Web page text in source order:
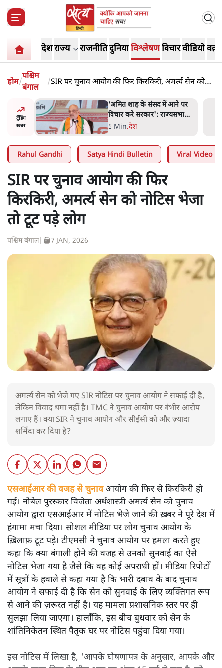
देशराज्य राजनीतिदुनियाविश्लेषणविचारवीडियो
होम/
पश्चिम
बंगाल
/SIR पर चुनाव आयोग की फिर किरकिरी, अमर्त्य सेन को
ट्रेंडिंग
ख़बर
जनता का 2.32 करोड़ रोज़ाना
खर्चः योगी सरकार ने विज्ञापनों पर
उड़ाने में मोदी 3.0 को भी पीछे
7 Min.उत्तर प्रदेश
Rahul Gandhi Satya Hindi Bulletin Viral Video
SIR पर चुनाव आयोग की फिर
किरकिरी, अमर्त्य सेन को नोटिस भेजा
तो टूट पड़े लोग
पश्चिम बंगाल| 7 JAN, 2026
अमर्त्य सेन को भेजे गए SIR नोटिस पर चुनाव आयोग ने सफाई दी है,
लेकिन विवाद थमा नहीं है। TMC ने चुनाव आयोग पर गंभीर आरोप
लगाए हैं। क्या SIR ने चुनाव आयोग और सीईसी को और ज़्यादा
शर्मिंदा कर दिया है?
एसआईआर की वजह से चुनाव आयोग की फिर से किरकिरी हो
गई। नोबेल पुरस्कार विजेता अर्थशास्त्री अमर्त्य सेन को चुनाव
आयोग द्वारा एसआईआर में नोटिस भेजे जाने की ख़बर ने पूरे देश में
हंगामा मचा दिया। सोशल मीडिया पर लोग चुनाव आयोग के
ख़िलाफ़ टूट पड़े। टीएमसी ने चुनाव आयोग पर हमला करते हुए
कहा कि क्या बंगाली होने की वजह से उनको सुनवाई का ऐसे
नोटिस भेजा गया है जैसे कि वह कोई अपराधी हों। मीडिया रिपोर्टों
में सूत्रों के हवाले से कहा गया है कि भारी दबाव के बाद चुनाव
आयोग ने सफाई दी है कि सेन को सुनवाई के लिए व्यक्तिगत रूप
से आने की ज़रूरत नहीं है। यह मामला प्रशासनिक स्तर पर ही
सुलझा लिया जाएगा। हालाँकि, इस बीच बुधवार को सेन के
शांतिनिकेतन स्थित पैतृक घर पर नोटिस पहुंचा दिया गया।
इस नोटिस में लिखा है, 'आपके घोषणापत्र के अनुसार, आपके और